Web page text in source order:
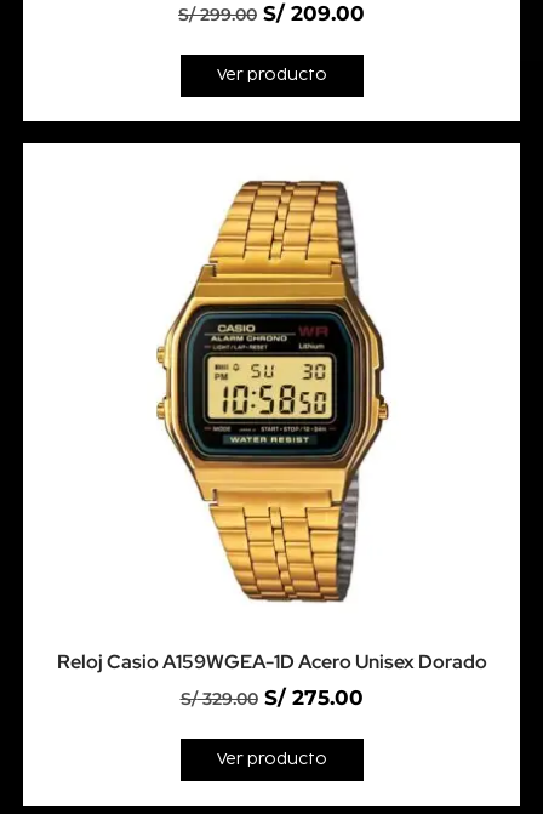
S/299.00 S/ 209.00
Ver producto
Reloj Casio A159WGEA-1D Acero Unisex Dorado
S/329.00 S/275.00
Ver producto